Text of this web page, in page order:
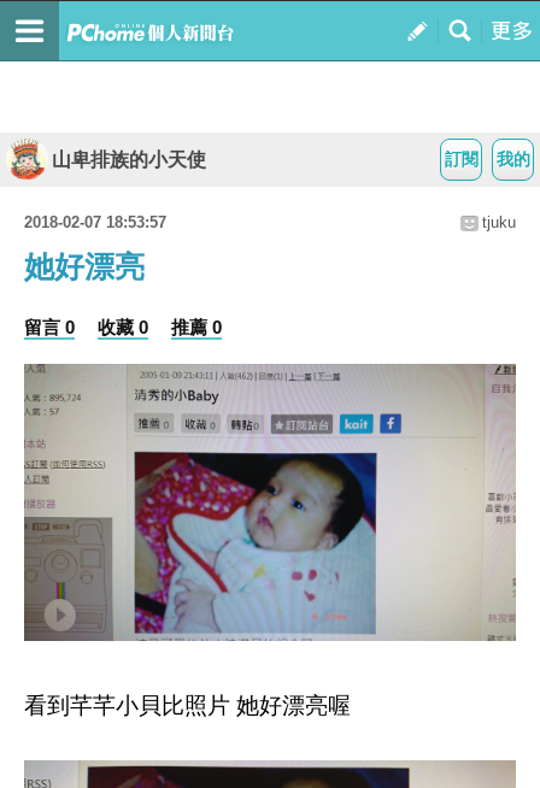
我的
訂閱
山卑排族的小天使
2018-02-07 18:53:57 tjuku
她好漂亮
留言 0 收藏 0 推薦 0
看到芊芊小貝比照片 她好漂亮喔